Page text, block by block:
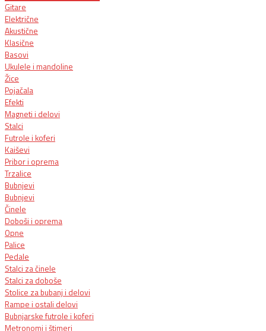
Gitare
Električne
Akustične
Klasične
Basovi
Ukulele i mandoline
Žice
Pojačala
Efekti
Magneti i delovi
Stalci
Futrole i koferi
Kaiševi
Pribor i oprema
Trzalice
Bubnjevi
Bubnjevi
Činele
Doboši i oprema
Opne
Palice
Pedale
Stalci za činele
Stalci za doboše
Stolice za bubanj i delovi
Rampe i ostali delovi
Bubnjarske futrole i koferi
Metronomi i štimeri